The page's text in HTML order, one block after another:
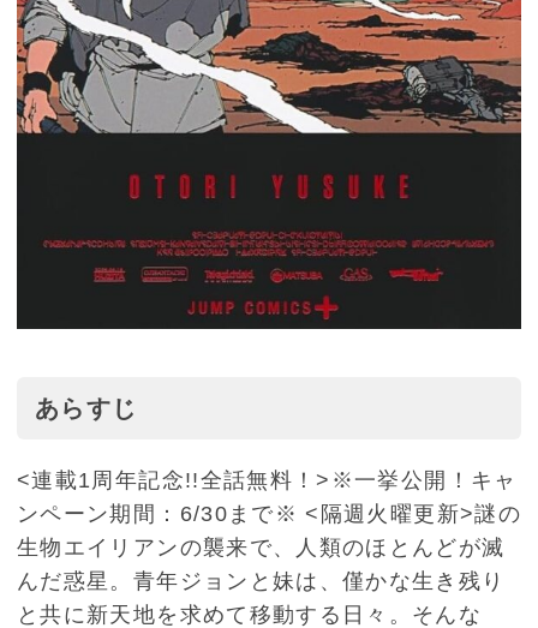
あらすじ
<連載1周年記念!!全話無料！>※一挙公開！キャ
ンペーン期間：6/30まで※ <隔週火曜更新>謎の
生物エイリアンの襲来で、人類のほとんどが滅
んだ惑星。青年ジョンと妹は、僅かな生き残り
と共に新天地を求めて移動する日々。そんな